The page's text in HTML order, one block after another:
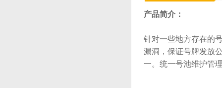
产品简介：
针对一些地方存在的号
漏洞，保证号牌发放公
一。统一号池维护管